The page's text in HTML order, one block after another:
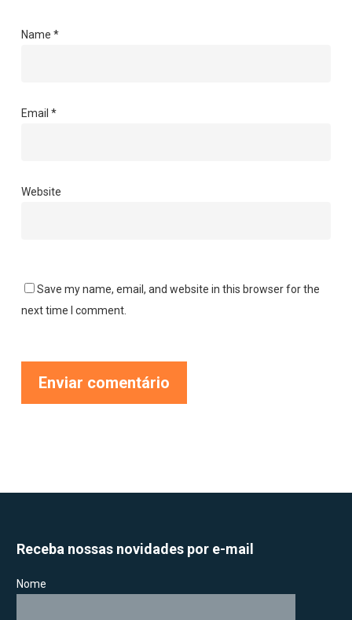
Name *
Email *
Website
Save my name, email, and website in this browser for the
next time I comment.
Receba nossas novidades por e-mail
Nome